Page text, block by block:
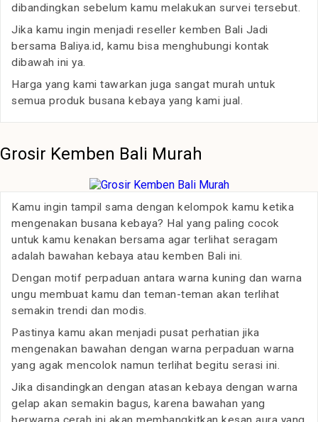
dibandingkan sebelum kamu melakukan survei tersebut.
Jika kamu ingin menjadi reseller kemben Bali Jadi
bersama Baliya.id, kamu bisa menghubungi kontak
dibawah ini ya.
Harga yang kami tawarkan juga sangat murah untuk
semua produk busana kebaya yang kami jual.
Grosir Kemben Bali Murah
Kamu ingin tampil sama dengan kelompok kamu ketika
mengenakan busana kebaya? Hal yang paling cocok
untuk kamu kenakan bersama agar terlihat seragam
adalah bawahan kebaya atau kemben Bali ini.
Dengan motif perpaduan antara warna kuning dan warna
ungu membuat kamu dan teman-teman akan terlihat
semakin trendi dan modis.
Pastinya kamu akan menjadi pusat perhatian jika
mengenakan bawahan dengan warna perpaduan warna
yang agak mencolok namun terlihat begitu serasi ini.
Jika disandingkan dengan atasan kebaya dengan warna
gelap akan semakin bagus, karena bawahan yang